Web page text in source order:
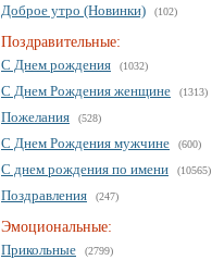
Доброе утро (Новинки) (102)
Поздравительные:
С Днем рождения
(1032)
С Днем Рождения женщине (1313)
Пожелания (528)
С Днем Рождения мужчине (600)
С днем рождения по имени (10565)
Поздравления (247)
Эмоциональные:
Прикольные
(2799)